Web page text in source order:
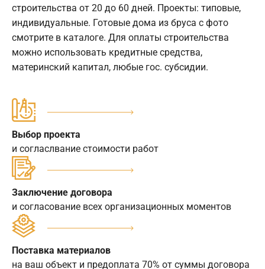
строительства от 20 до 60 дней. Проекты: типовые,
индивидуальные. Готовые дома из бруса с фото
смотрите в каталоге. Для оплаты строительства
можно использовать кредитные средства,
материнский капитал, любые гос. субсидии.
Выбор проекта
и согласлвание стоимости работ
Заключение договора
и согласование всех организационных моментов
Поставка материалов
на ваш объект и предоплата 70% от суммы договора